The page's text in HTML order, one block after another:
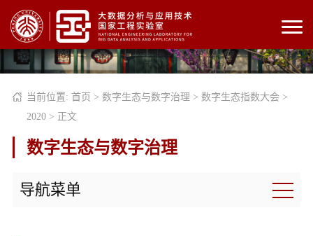
当前位置: 首页 > 数字生态与数字治理 > 数字生态指数大会 >
2020 > 正文
数字生态与数字治理
导航菜单